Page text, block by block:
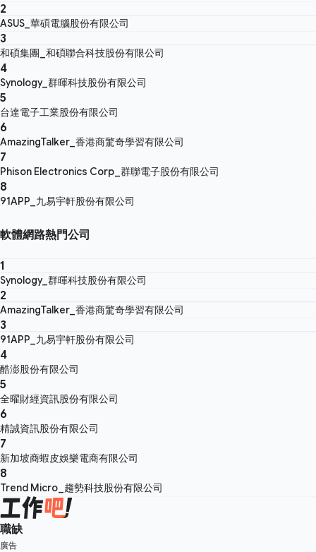
2
ASUS_華碩電腦股份有限公司
3
和碩集團_和碩聯合科技股份有限公司
4
Synology_群暉科技股份有限公司
5
台達電子工業股份有限公司
6
AmazingTalker_香港商驚奇學習有限公司
7
Phison Electronics Corp_群聯電子股份有限公司
8
91APP_九易宇軒股份有限公司
軟體網路熱門公司
1
Synology_群暉科技股份有限公司
2
AmazingTalker_香港商驚奇學習有限公司
3
91APP_九易宇軒股份有限公司
4
酷澎股份有限公司
5
全曜財經資訊股份有限公司
6
精誠資訊股份有限公司
7
新加坡商蝦皮娛樂電商有限公司
8
Trend Micro_趨勢科技股份有限公司
職缺
廣告